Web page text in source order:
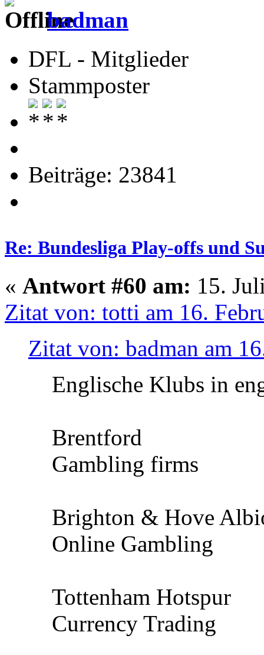
badman
DFL - Mitglieder
Stammposter
Beiträge: 23841
Re: Bundesliga Play-offs und
« Antwort #60 am: 15.
Zitat von: totti am 16.
Zitat von: badman am
Englische Klubs in
Brentford
Gambling firms
Brighton & Hove
Online Gambling
Tottenham Hotspur
Currency Trading